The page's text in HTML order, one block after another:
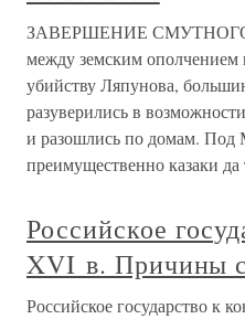
ЗАВЕРШЕНИЕ СМУТНОГО
между земским ополчением
убийству Ляпунова,
разуверились в
и разошлись по домам. Под
преимущественно казаки да
Российское
XVI в. Причины
Российское государство